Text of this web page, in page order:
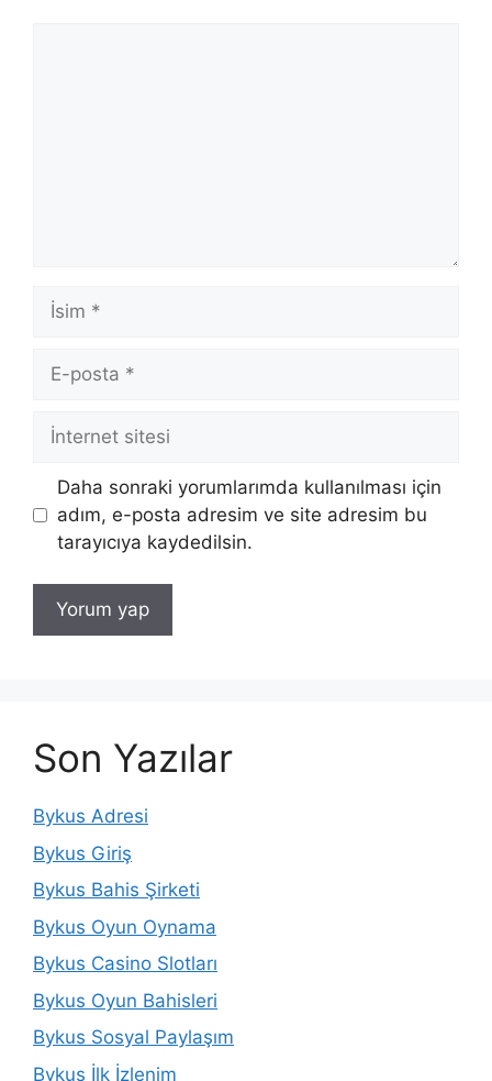
İsim
posta
İnternet
sitesi
Daha sonraki yorumlarımda kullanılması için
adım, e-posta adresim ve site adresim bu
tarayıcıya kaydedilsin.
Son Yazılar
Bykus Adresi
Bykus Giriş
Bykus Bahis Şirketi
Bykus Oyun Oynama
Bykus Casino Slotları
Bykus Oyun Bahisleri
Bykus Sosyal Paylaşım
Bykus İlk İzlenim